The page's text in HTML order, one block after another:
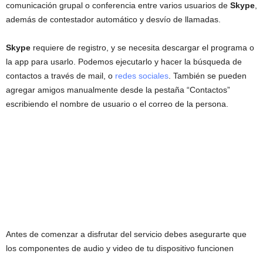
comunicación grupal o conferencia entre varios usuarios de Skype
además de contestador automático y desvío de llamadas.
Skype requiere de registro, y se necesita descargar el programa o
la app para usarlo. Podemos ejecutarlo y hacer la búsqueda de
contactos a través de mail, o redes sociales . También se pueden
agregar amigos manualmente desde la pestaña “Contactos”
escribiendo el nombre de usuario o el correo de la persona.
Antes de comenzar a disfrutar del servicio debes asegurarte que
los componentes de audio y video de tu dispositivo funcionen